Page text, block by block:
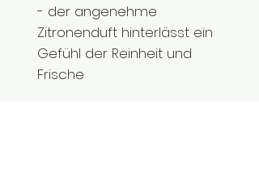
- der angenehme
Zitronenduft hinterlässt ein
Gefühl der Reinheit und
Frische